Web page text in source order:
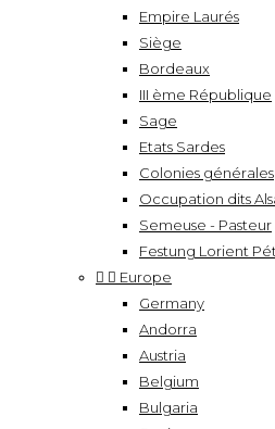
Empire Laurés
Siège
Bordeaux
III ème République
Sage
Etats Sardes
Colonies générales
Occupation dits
Semeuse - Pasteur
Festung Lorient
  Europe
Germany
Andorra
Austria
Belgium
Bulgaria